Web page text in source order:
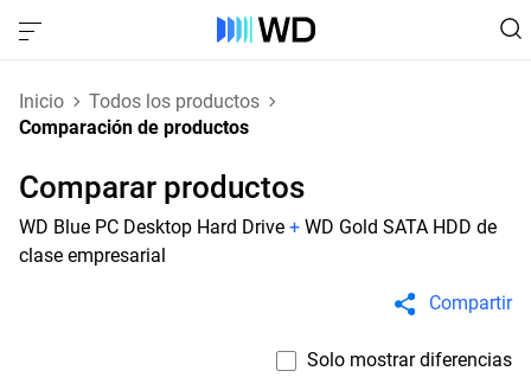
Inicio
Todos los productos
Comparación de productos
Comparar productos
WD Blue PC Desktop Hard Drive + WD Gold SATA HDD de
clase empresarial
Compartir
Solo mostrar diferencias